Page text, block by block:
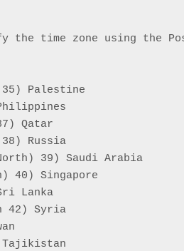
the time zone using the
Palestine
Qatar
Russia
39) Saudi Arabia
40) Singapore
Lanka
42) Syria
Tajikistan